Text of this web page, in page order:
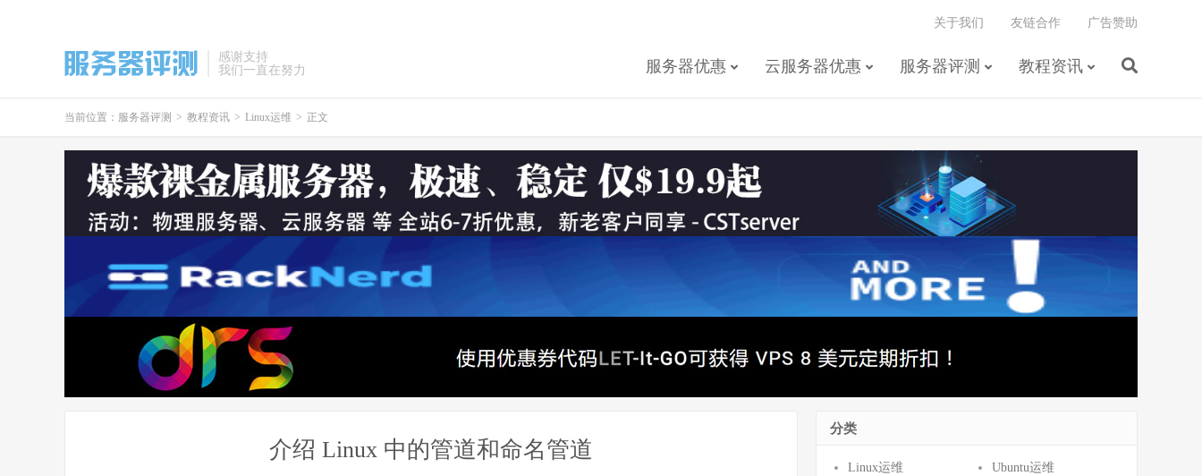
感谢支持
我们一直在努力
服务器优惠 云服务器优惠 服务器评测 教程资讯
关于我们 友链合作 广告赞助
当前位置： 服务器评测 > 教程资讯 > Linux运维 > 正文
介绍 Linux 中的管道和命名管道
分类
Linux运维
Ubuntu运维